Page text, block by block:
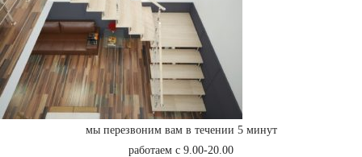
мы перезвоним вам в течении 5 минут
работаем с 9.00-20.00